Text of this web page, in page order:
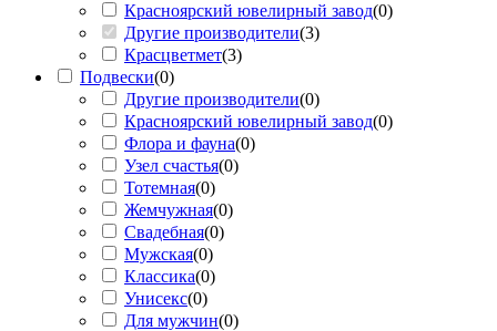
Красноярский ювелирный завод(0)
Другие производители(3)
Красцветмет(3)
Подвески(0)
Другие производители(0)
Красноярский ювелирный завод(0)
Флора и фауна(0)
Узел счастья(0)
Тотемная(0)
Жемчужная(0)
Свадебная(0)
Мужская(0)
Классика(0)
Унисекс(0)
Для мужчин(0)